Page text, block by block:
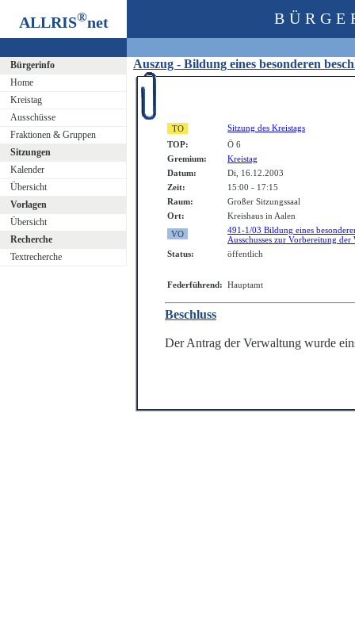
ALLRIS®net
Bürgerinfo
Home
Kreistag
Ausschüsse
Fraktionen & Gruppen
Sitzungen
Kalender
Übersicht
Vorlagen
Übersicht
Recherche
Textrecherche
Auszug - Bildung eines besonderen
Sitzung des Kreistags
TOP:
Ö 6
Gremium:
Kreistag
Datum:
Di, 16.12.2003
Zeit:
15:00 - 17:15
Raum:
Großer Sitzungssaal
Ort:
Kreishaus in Aalen
491-1/03 Bildung eines
Ausschusses zur Vorbereitung der
Status:
öffentlich
Federführend: Hauptamt
Beschluss
Der Antrag der Verwaltung wurde